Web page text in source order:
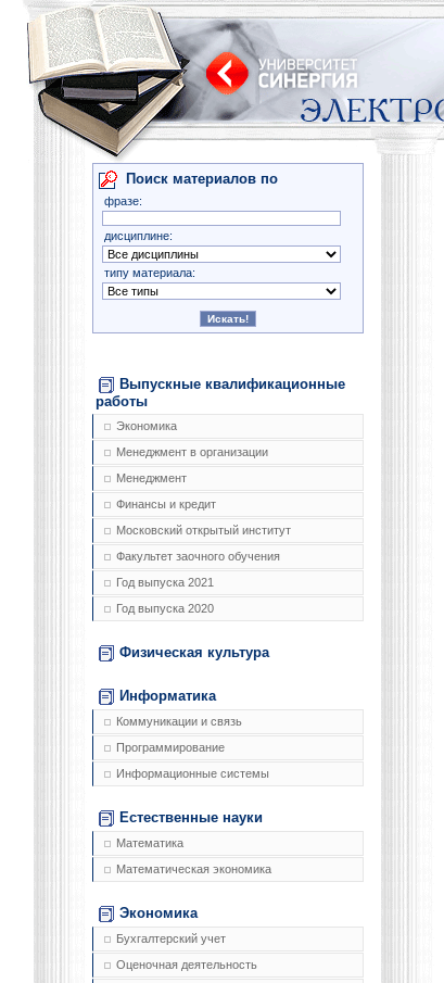
Поиск материалов по
фразе:
дисциплине:
типу материала:
Выпускные квалификационные
работы
Экономика
Менеджмент в организации
Менеджмент
Финансы и кредит
Московский открытый институт
Факультет заочного обучения
Год выпуска 2021
Год выпуска 2020
Физическая культура
Информатика
Коммуникации и связь
Программирование
Информационные системы
Естественные науки
Математика
Математическая экономика
Экономика
Бухгалтерский учет
Оценочная деятельность